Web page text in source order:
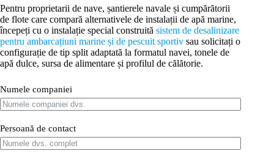
Pentru proprietarii de nave, șantierele navale și cumpărătorii
de flote care compară alternativele de instalații de apă marine,
începeți cu o instalație special construită sistem de desalinizare
pentru ambarcațiuni marine și de pescuit sportiv sau solicitați o
configurație de tip split adaptată la formatul navei, tonele de
apă dulce, sursa de alimentare și profilul de călătorie.
Numele companiei
Persoană de contact